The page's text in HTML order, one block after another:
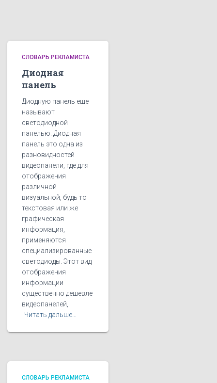
СЛОВАРЬ РЕКЛАМИСТА
Диодная
панель
Диодную панель еще
называют
светодиодной
панелью. Диодная
панель это одна из
разновидностей
видеопанели, где для
отображения
различной
визуальной, будь то
текстовая или же
графическая
информация,
применяются
специализированные
светодиоды. Этот вид
отображения
информации
существенно дешевле
видеопанелей,
Читать дальше…
СЛОВАРЬ РЕКЛАМИСТА